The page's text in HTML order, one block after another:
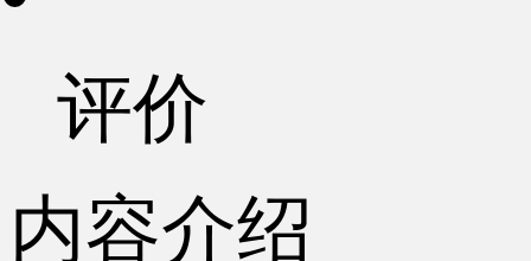
评价
内容介绍